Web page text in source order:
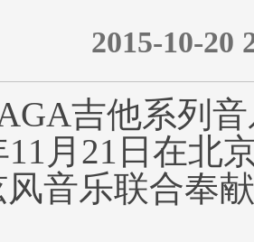
2015-10-20
吉他系列
11月21日在北
音乐联合奉